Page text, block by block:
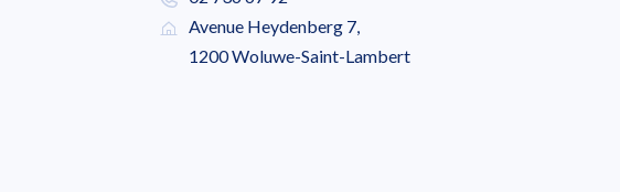
Avenue Heydenberg 7,
1200 Woluwe-Saint-Lambert